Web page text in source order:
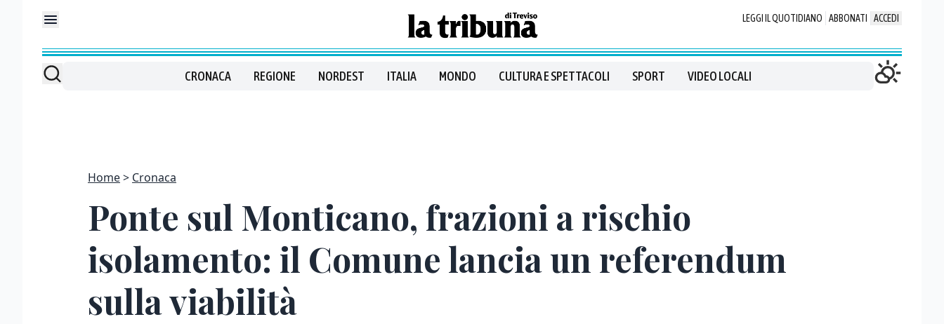
LEGGI IL QUOTIDIANO ABBONATI ACCEDI
CRONACA REGIONE NORDEST ITALIA MONDO CULTURA E SPETTACOLI SPORT VIDEO LOCALI
Home Cronaca
Ponte sul Monticano, frazioni a rischio
isolamento: il Comune lancia un referendum
sulla viabilità